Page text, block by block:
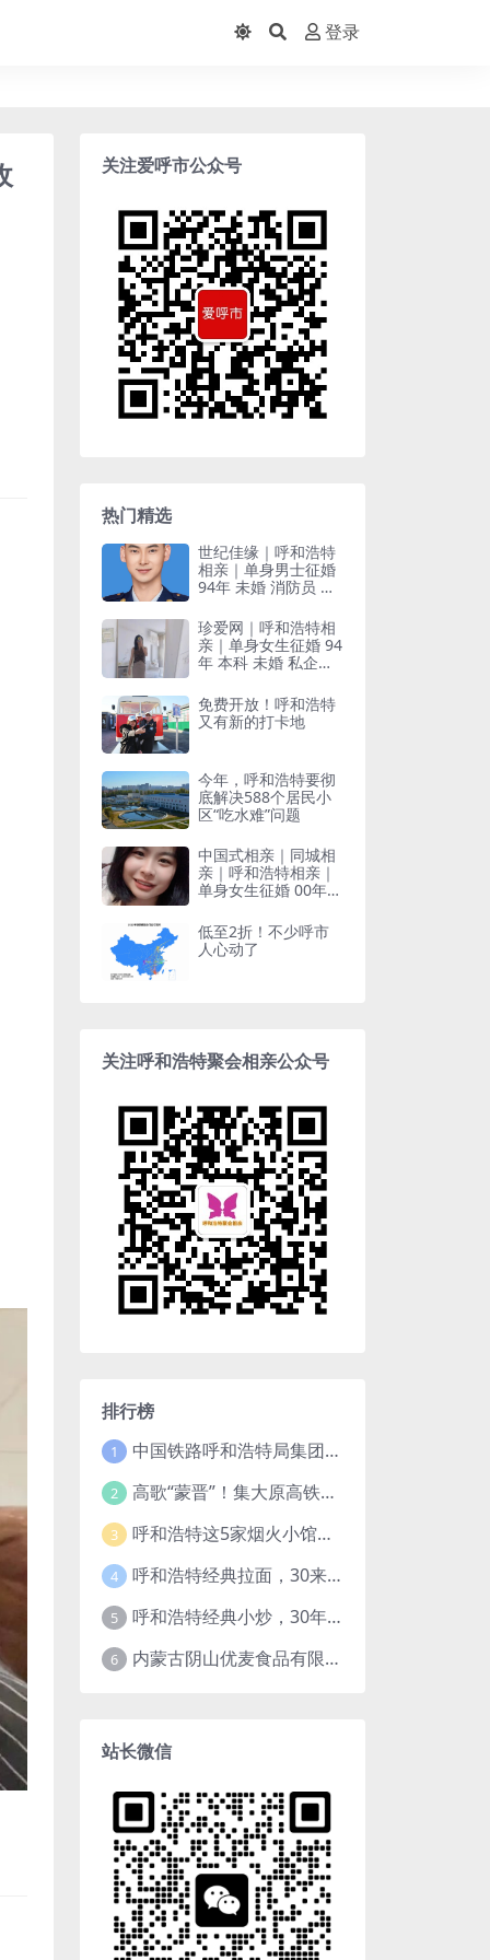
登录
关注爱呼市公众号
热门精选
世纪佳缘｜呼和浩特
相亲｜单身男士征婚
94年 未婚 消防员 本
珍爱网｜呼和浩特相
亲｜单身女生征婚 94
年 本科 未婚 私企行
免费开放！呼和浩特
又有新的打卡地
今年，呼和浩特要彻
底解决588个居民小
区“吃水难”问题
中国式相亲｜同城相
亲｜呼和浩特相亲｜
单身女生征婚 00年
教师 身高161cm
低至2折！不少呼市
人心动了
关注呼和浩特聚会相亲公众号
排行榜
1 中国铁路呼和浩特局集团有限公司2025年招聘高校毕业生公告（1月15日截止）
2 高歌“蒙晋”！集大原高铁开通运营
3 呼和浩特这5家烟火小馆，都在一个小区，小区越老，小店“越破”，越有味道
4 呼和浩特经典拉面，30来年老店，一餐一面，舒服！
5 呼和浩特经典小炒，30年小馆，鱼香肉丝，过油肉土豆片，干炸里脊，全了！
6 内蒙古阴山优麦食品有限公司
站长微信